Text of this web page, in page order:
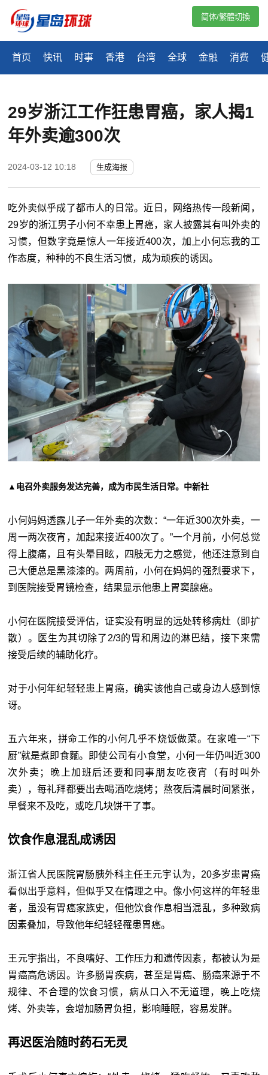
首页 快讯 时事 香港 台湾 全球 金融 消费
简体/繁體切換
29岁浙江工作狂患胃癌，家人揭1
年外卖逾300次
2024-03-12 10:18 生成海报
吃外卖似乎成了都市人的日常。近日，网络热传一段新闻，
29岁的浙江男子小何不幸患上胃癌，家人披露其有叫外卖的
习惯，但数字竟是惊人一年接近400次，加上小何忘我的工
作态度，种种的不良生活习惯，成为顽疾的诱因。
▲电召外卖服务发达完善，成为市民生活日常。中新社
小何妈妈透露儿子一年外卖的次数：“一年近300次外卖，一
周一两次夜宵，加起来接近400次了。”一个月前，小何总觉
得上腹痛，且有头晕目眩，四肢无力之感觉，他还注意到自
己大便总是黑漆漆的。两周前，小何在妈妈的强烈要求下，
到医院接受胃镜检查，结果显示他患上胃窦腺癌。
小何在医院接受评估，证实没有明显的远处转移病灶（即扩
散）。医生为其切除了2/3的胃和周边的淋巴结，接下来需
接受后续的辅助化疗。
对于小何年纪轻轻患上胃癌，确实该他自己或身边人感到惊
讶。
五六年来，拼命工作的小何几乎不烧饭做菜。在家唯一“下
厨”就是煮即食麵。即使公司有小食堂，小何一年仍叫近300
次外卖；晚上加班后还要和同事朋友吃夜宵（有时叫外
卖），每礼拜都要出去喝酒吃烧烤；熬夜后清晨时间紧张，
早餐来不及吃，或吃几块饼干了事。
饮食作息混乱成诱因
浙江省人民医院胃肠胰外科主任王元宇认为，20多岁患胃癌
看似出乎意料，但似乎又在情理之中。像小何这样的年轻患
者，虽没有胃癌家族史，但他饮食作息相当混乱，多种致病
因素叠加，导致他年纪轻轻罹患胃癌。
王元宇指出，不良嗜好、工作压力和遗传因素，都被认为是
胃癌高危诱因。许多肠胃疾病，甚至是胃癌、肠癌来源于不
规律、不合理的饮食习惯，病从口入不无道理，晚上吃烧
烤、外卖等，会增加肠胃负担，影响睡眠，容易发胖。
再迟医治随时药石无灵